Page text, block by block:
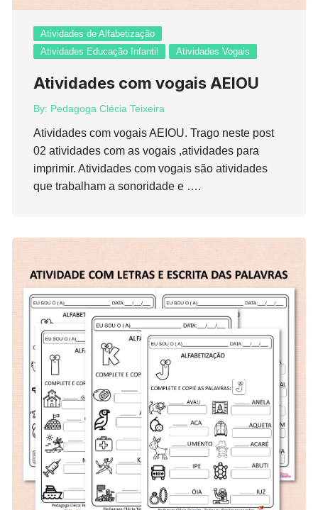
Atividades de Alfabetização
Atividades Educação Infantil
Atividades Vogais
Atividades com vogais AEIOU
By: Pedagoga Clécia Teixeira
Atividades com vogais AEIOU. Trago neste post
02 atividades com as vogais ,atividades para
imprimir. Atividades com vogais são atividades
que trabalham a sonoridade e ….